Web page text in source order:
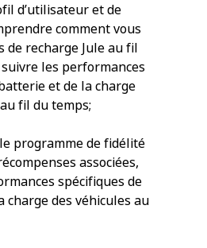
d’utilisateur et de
comment vous
de recharge Jule au fil
les performances
et de la charge
fil du temps;
de fidélité
associées,
spécifiques de
charge des véhicules au